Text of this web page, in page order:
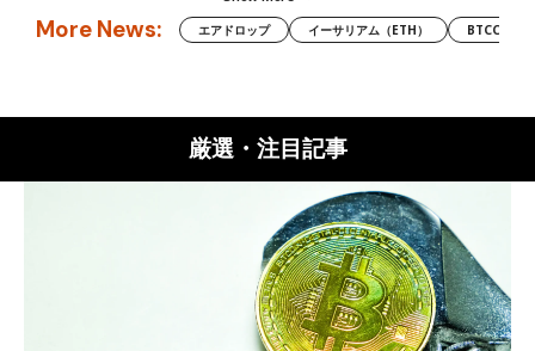
More News: エアドロップ イーサリアム（ETH） BTCC
厳選・注目記事